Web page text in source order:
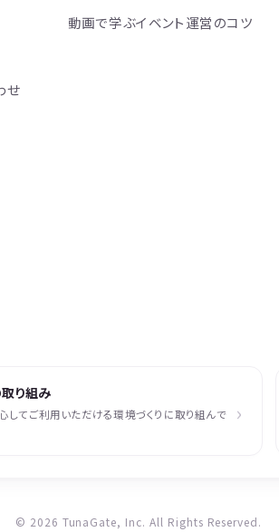
せ
動画で学ぶイベント運営のコツ
り組み
してご利用いただける環境づくりに取り組んで
›
© 2026 TunaGate, Inc. All Rights Reserved.